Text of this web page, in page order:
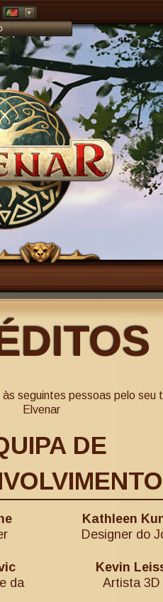
Grécia Antiga
seguintes pessoas pelo seu
Elvenar
DE
da
Kathleen
Designer do
Kevin
Artista 3D